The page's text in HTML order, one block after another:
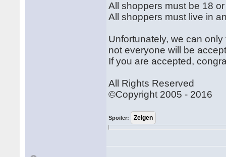
All shoppers must be 18
All shoppers must live in
Unfortunately, we can
not everyone will be
If you are accepted,
All Rights Reserved
©Copyright 2005 - 2016
Spoiler: